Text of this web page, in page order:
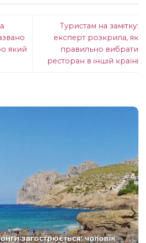
який
Туристам на замітку:
експерт розкрила, як
правильно вибрати
ресторан в іншій країні
загострюється: чоловік